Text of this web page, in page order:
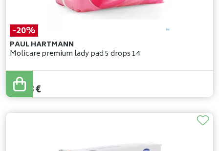
-20%
PAUL HARTMANN
Molicare premium lady pad 5 drops 14
13,54
10,83€